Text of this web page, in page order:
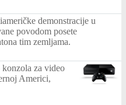
demonstracije u
povodom posete
tim zemljama.
za video
Americi,